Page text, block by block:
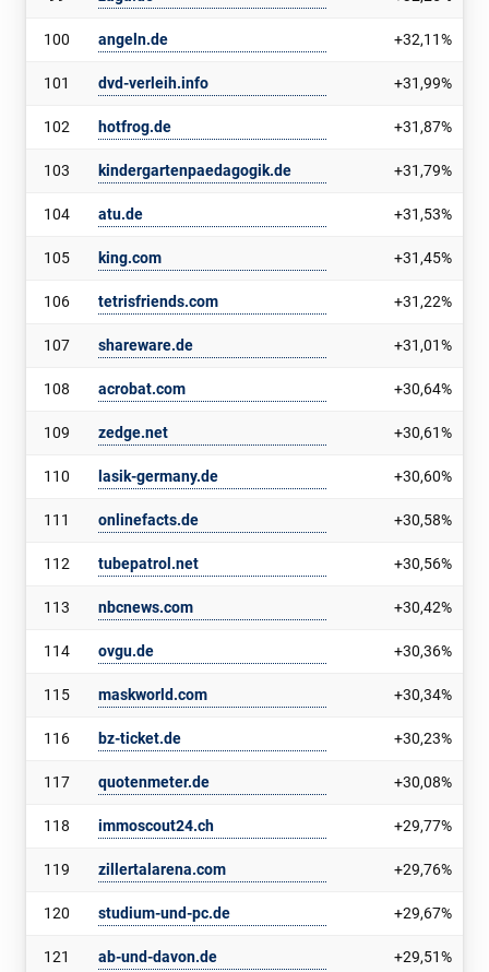
100 angeln.de +32,11%
101 dvd-verleih.info +31,99%
102 hotfrog.de +31,87%
103 kindergartenpaedagogik.de +31,79%
104 atu.de +31,53%
105 king.com +31,45%
106 tetrisfriends.com +31,22%
107 shareware.de +31,01%
108 acrobat.com +30,64%
109 zedge.net +30,61%
110 lasik-germany.de +30,60%
111 onlinefacts.de +30,58%
112 tubepatrol.net +30,56%
113 nbcnews.com +30,42%
114 ovgu.de +30,36%
115 maskworld.com +30,34%
116 bz-ticket.de +30,23%
117 quotenmeter.de +30,08%
118 immoscout24.ch +29,77%
119 zillertalarena.com +29,76%
120 studium-und-pc.de +29,67%
121 ab-und-davon.de +29,51%